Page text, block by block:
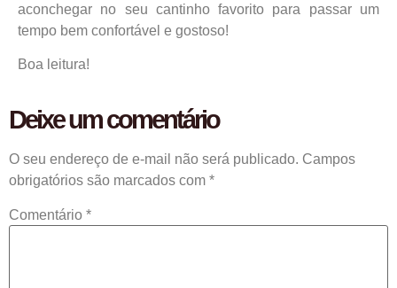
aconchegar no seu cantinho favorito para passar um
tempo bem confortável e gostoso!
Boa leitura!
Deixe um comentário
O seu endereço de e-mail não será publicado. Campos
obrigatórios são marcados com *
Comentário *